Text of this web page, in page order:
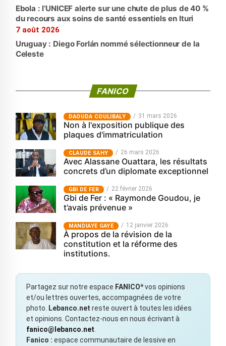
Ebola : l’UNICEF alerte sur une chute de plus de 40 %
du recours aux soins de santé essentiels en Ituri
7 août 2026
Uruguay : Diego Forlán nommé sélectionneur de la
Celeste
FANICO
‎DAOUDA COULIBALY 31 mars 2026
Non à l'exposition publique des
plaques d'immatriculation
CLAUDE SAHY 26 mars 2026
Avec Alassane Ouattara, les résultats
concrets d’un diplomate exceptionnel
GBI DE FER 22 février 2026
Gbi de Fer : « Raymonde Goudou, je
t’avais prévenue »
MANDIAYE GAYE 12 janvier 2026
À propos de la révision de la
constitution et la réforme des
institutions.
Partagez sur notre espace FANICO*vos opinions
et/ou lettres ouvertes, accompagnées de votre
photo.
Lebanco.net reste ouvert à toutes les idées
et opinions. Contactez-nous en nous écrivant à
fanico@lebanco.net
Fanico : espace communautaire de lessive en